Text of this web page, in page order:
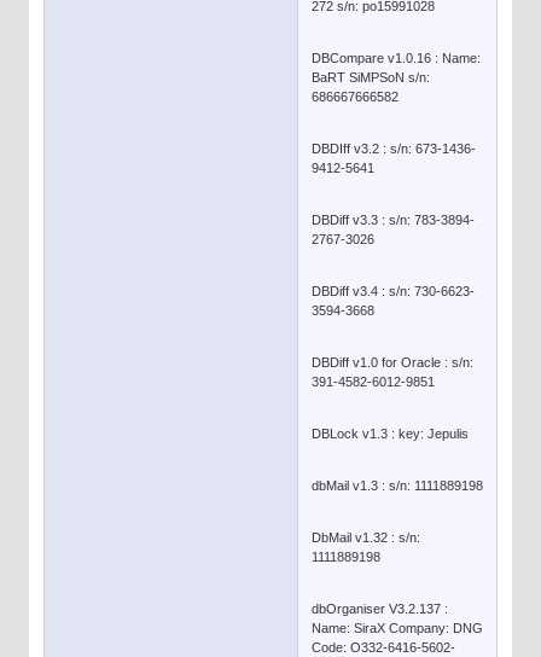
272 s/n: po15991028
DBCompare v1.0.16 : Name:
BaRT SiMPSoN s/n:
686667666582
DBDIff v3.2 : s/n: 673-1436-
9412-5641
DBDiff v3.3 : s/n: 783-3894-
2767-3026
DBDiff v3.4 : s/n: 730-6623-
3594-3668
DBDiff v1.0 for Oracle : s/n:
391-4582-6012-9851
DBLock v1.3 : key: Jepulis
dbMail v1.3 : s/n: 1111889198
DbMail v1.32 : s/n:
1111889198
dbOrganiser V3.2.137 :
Name: SiraX Company: DNG
Code: O332-6416-5602-